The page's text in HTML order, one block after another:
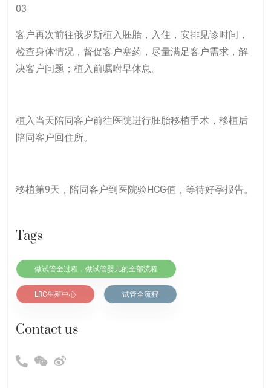
03
客户再次前往俄罗斯植入胚胎，入住，安排见诊时间，
检查身体情况，督促客户塞药，尽量满足客户需求，解
决客户问题；植入前嘱咐早休息。
植入当天陪同客户前往医院进行胚胎移植手术，移植后
陪同客户回住所。
移植第9天，陪同客户到医院验HCG值，等待好孕报告。
Tags
做试管全过程，做试管婴儿的全部流程
LRC生殖中心 试管全流程
Contact us